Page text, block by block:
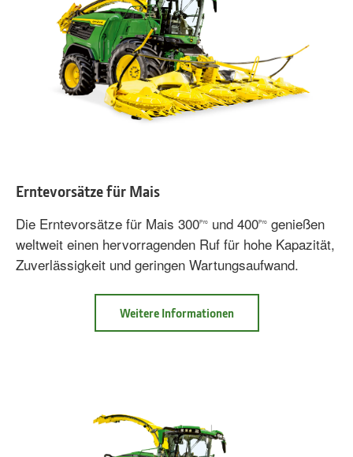
Erntevorsätze für Mais
Die Erntevorsätze für Mais 300Pro und 400Pro genießen
weltweit einen hervorragenden Ruf für hohe Kapazität,
Zuverlässigkeit und geringen Wartungsaufwand.
Weitere Informationen